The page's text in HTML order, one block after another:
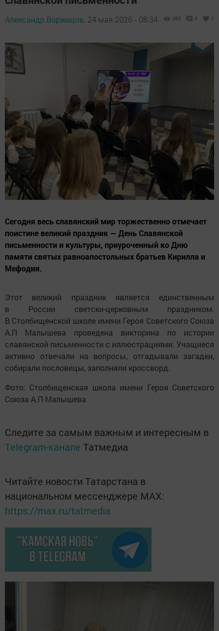
Александр Воржецов, 24 мая 2026 - 08:34 483 0 0
Сегодня весь славянский мир торжественно отмечает
поистине великий праздник — День Славянской
письменности и культуры, приуроченный ко Дню
памяти святых равноапостольных братьев Кирилла и
Мефодия.
Этот великий праздник является единственным
в России светски-церковным праздником.
В Столбищенской школе имени Героя Советского Союза
А.П Малышева проведена викторина по истории
славянской письменности с иллюстрациями. Учащиеся
активно отвечали на вопросы, отгадывали загадки,
собирали пословицы, заполняли кроссворд.
Фото: Столбищенская школа имени Героя Советского
Союза А.П Малышева
Следите за самым важным и интересным в
Telegram-канале Татмедиа
Читайте новости Татарстана в
национальном мессенджере MАХ:
https://max.ru/tatmedia